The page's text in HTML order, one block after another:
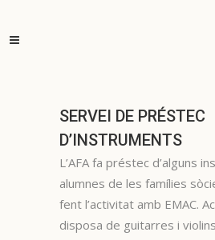
SERVEI DE PRÉSTEC
D’INSTRUMENTS
L’AFA fa préstec d’alguns
alumnes de les famílies
fent l’activitat amb EMAC.
disposa de guitarres i